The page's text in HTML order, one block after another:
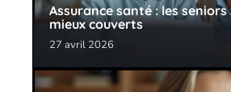
Assurance santé : les
mieux couverts
27 avril 2026